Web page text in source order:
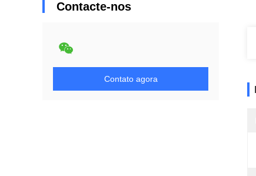
Contacte-nos
Contato agora